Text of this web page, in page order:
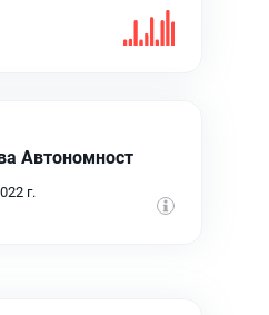
Автономност
г.